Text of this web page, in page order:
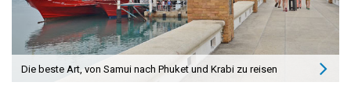
Die beste Art, von Samui nach Phuket und Krabi zu reisen